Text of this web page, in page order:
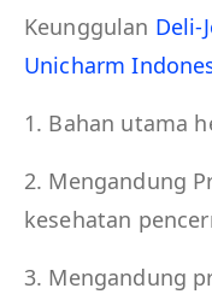
Keunggulan Deli-
Unicharm
1. Bahan utama
2. Mengandung
kesehatan
3. Mengandung